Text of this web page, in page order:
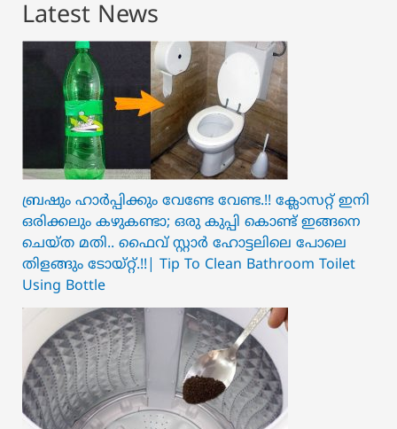
Latest News
ബ്രഷും ഹാർപ്പിക്കും വേണ്ടേ വേണ്ട.!! ക്ലോസറ്റ് ഇനി
ഒരിക്കലും കഴുകണ്ടാ; ഒരു കുപ്പി കൊണ്ട് ഇങ്ങനെ
ചെയ്ത മതി.. ഫൈവ് സ്റ്റാർ ഹോട്ടലിലെ പോലെ
തിളങ്ങും ടോയ്റ്റ്.!!| Tip To Clean Bathroom Toilet
Using Bottle